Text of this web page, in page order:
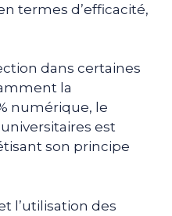
termes d’efficacité,
dans certaines
la
numérique, le
est
son principe
l’utilisation des